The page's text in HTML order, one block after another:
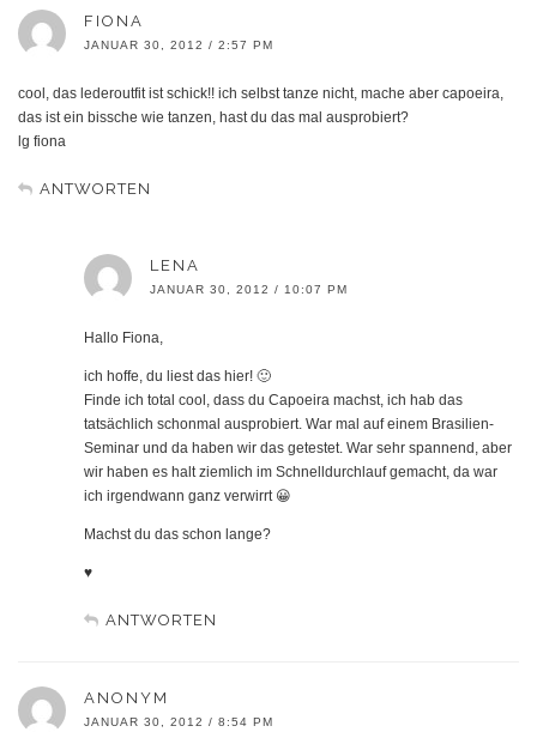
FIONA
JANUAR 30, 2012 / 2:57 PM
cool, das lederoutfit ist schick!! ich selbst tanze nicht, mache aber capoeira,
das ist ein bissche wie tanzen, hast du das mal ausprobiert?
lg fiona
ANTWORTEN
LENA
JANUAR 30, 2012 / 10:07 PM
Hallo Fiona,
ich hoffe, du liest das hier! 🙂
Finde ich total cool, dass du Capoeira machst, ich hab das
tatsächlich schonmal ausprobiert. War mal auf einem Brasilien-
Seminar und da haben wir das getestet. War sehr spannend, aber
wir haben es halt ziemlich im Schnelldurchlauf gemacht, da war
ich irgendwann ganz verwirrt 😀
Machst du das schon lange?
♥
ANTWORTEN
ANONYM
JANUAR 30, 2012 / 8:54 PM